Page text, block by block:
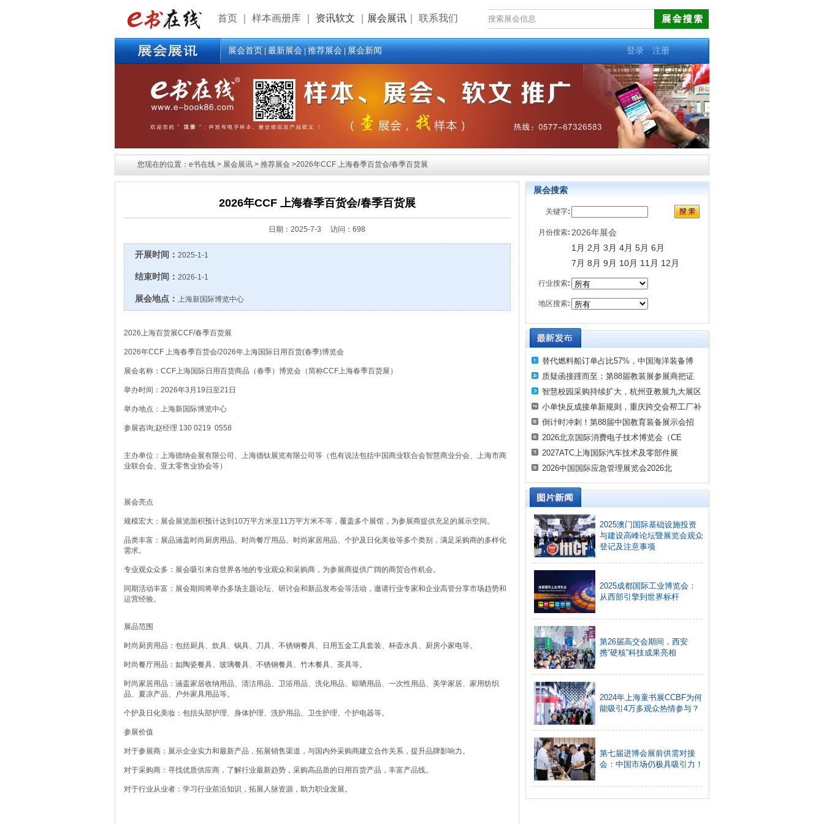
首页 样本画册库 资讯软文 展会展讯 联系我们
展会首页|最新展会|推荐展会|展会新闻 登录 注册
您现在的位置：e书在线 > 展会展讯 > 推荐展会 >2026年CCF 上海春季百货会/春季百货展
2026年CCF 上海春季百货会/春季百货展
日期： 2025-7-3 访问：698
开展时间： 2025-1-1
结束时间： 2026-1-1
展会地点： 上海新国际博览中心
2026上海百货展CCF/春季百货展
2026年CCF 上海春季百货会/2026年上海国际日用百货(春季)博览会
展会名称：CCF上海国际日用百货商品（春季）博览会（简称CCF上海春季百货展）
举办时间：2026年3月19日至21日
举办地点：上海新国际博览中心
参展咨询;赵经理 130 0219 0558
主办单位：上海德纳会展有限公司、上海德钛展览有限公司等（也有说法包括中国商业联合会智慧商业分会、上海市商
业联合会、亚太零售业协会等）
展会亮点
规模宏大：展会展览面积预计达到10万平方米至11万平方米不等，覆盖多个展馆，为参展商提供充足的展示空间。
品类丰富：展品涵盖时尚厨房用品、时尚餐厅用品、时尚家居用品、个护及日化美妆等多个类别，满足采购商的多样化
需求。
专业观众众多：展会吸引来自世界各地的专业观众和采购商，为参展商提供广阔的商贸合作机会。
同期活动丰富：展会期间将举办多场主题论坛、研讨会和新品发布会等活动，邀请行业专家和企业高管分享市场趋势和
运营经验。
展品范围
时尚厨房用品：包括厨具、炊具、锅具、刀具、不锈钢餐具、日用五金工具套装、杯壶水具、厨房小家电等。
时尚餐厅用品：如陶瓷餐具、玻璃餐具、不锈钢餐具、竹木餐具、茶具等。
时尚家居用品：涵盖家居收纳用品、清洁用品、卫浴用品、洗化用品、晾晒用品、一次性用品、美学家居、家用纺织
品、夏凉产品、户外家具用品等。
个护及日化美妆：包括头部护理、身体护理、洗护用品、卫生护理、个护电器等。
参展价值
对于参展商：展示企业实力和最新产品，拓展销售渠道，与国内外采购商建立合作关系，提升品牌影响力。
对于采购商：寻找优质供应商，了解行业最新趋势，采购高品质的日用百货产品，丰富产品线。
对于行业从业者：学习行业前沿知识，拓展人脉资源，助力职业发展。
展会搜索
关键字:
月份搜索: 2026年展会
1月 2月 3月 4月 5月 6月
7月 8月 9月 10月 11月 12月
行业搜索:
地区搜索:
替代燃料船订单占比57%，中国海洋装备博
质疑函接踵而至：第88届教装展参展商把证
智慧校园采购持续扩大，杭州亚教展九大展区
小单快反成接单新规则，重庆跨交会帮工厂补
倒计时冲刺！第88届中国教育装备展示会招
2026北京国际消费电子技术博览会（CE
2027ATC上海国际汽车技术及零部件展
2026中国国际应急管理展览会2026北
2025澳门国际基础设施投资
与建设高峰论坛暨展览会观众
登记及注意事项
2025成都国际工业博览会：
从西部引擎到世界标杆
第26届高交会期间，西安
携“硬核”科技成果亮相
2024年上海童书展CCBF为何
能吸引4万多观众热情参与？
第七届进博会展前供需对接
会：中国市场仍极具吸引力！